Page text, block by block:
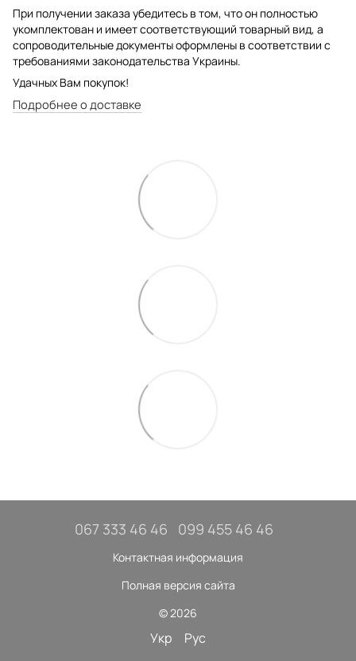
При получении заказа убедитесь в том, что он полностью
укомплектован и имеет соответствующий товарный вид, а
сопроводительные документы оформлены в соответствии с
требованиями законодательства Украины.
Удачных Вам покупок!
Подробнее о доставке
067 333 46 46 099 455 46 46
Контактная информация
Полная версия сайта
© 2026
Укр Рус